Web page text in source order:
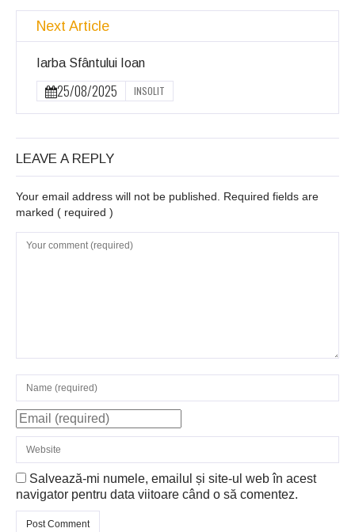
Next Article
Iarba Sfântului Ioan
25/08/2025 INSOLIT
LEAVE A REPLY
Your email address will not be published. Required fields are
marked ( required )
Salvează-mi numele, emailul și site-ul web în acest
navigator pentru data viitoare când o să comentez.